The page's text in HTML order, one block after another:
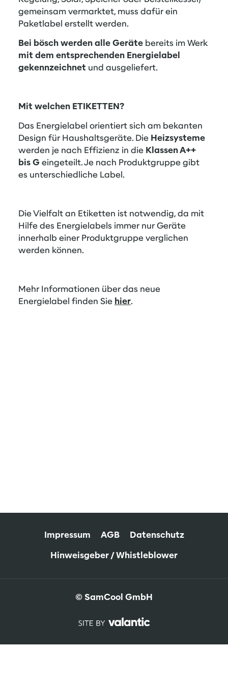
gemeinsam vermarktet, muss dafür ein
Paketlabel erstellt werden.
Bei bösch werden alle Geräte bereits im Werk
mit dem entsprechenden Energielabel
gekennzeichnet und ausgeliefert.
Mit welchen ETIKETTEN?
Das Energielabel orientiert sich am bekanten
Design für Haushaltsgeräte. Die Heizsysteme
werden je nach Effizienz in die Klassen A++
bis Geingeteilt. Je nach Produktgruppe gibt
es unterschiedliche Label.
Die Vielfalt an Etiketten ist notwendig, da mit
Hilfe des Energielabels immer nur Geräte
innerhalb einer Produktgruppe verglichen
werden können.
Mehr Informationen über das neue
Energielabel finden Sie hier.
Impressum AGB
Datenschutz
Hinweisgeber / Whistleblower
© SamCool GmbH